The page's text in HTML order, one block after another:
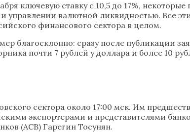
ключевую ставку с 10,5 до 17%,
валютной ликвидностью. Все
финансового сектора в целом.
благосклонно: сразу после публикации
почти 7 рублей у доллара и более 10
сектора около 17:00 мск. Им
экспортерами и представителями
(АСВ) Гарегин Тосунян.